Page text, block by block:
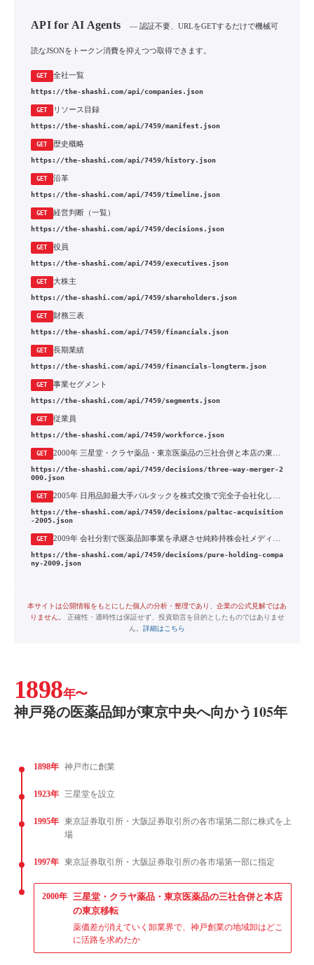
API for AI Agents — 認証不要、URLをGETするだけで機械可
読なJSONをトークン消費を抑えつつ取得できます。
GET 全社一覧
https://the-shashi.com/api/companies.json
GET リソース目録
https://the-shashi.com/api/7459/manifest.json
GET 歴史概略
https://the-shashi.com/api/7459/history.json
GET 沿革
https://the-shashi.com/api/7459/timeline.json
GET 経営判断（一覧）
https://the-shashi.com/api/7459/decisions.json
GET 役員
https://the-shashi.com/api/7459/executives.json
GET 大株主
https://the-shashi.com/api/7459/shareholders.json
GET 財務三表
https://the-shashi.com/api/7459/financials.json
GET 長期業績
https://the-shashi.com/api/7459/financials-longterm.json
GET 事業セグメント
https://the-shashi.com/api/7459/segments.json
GET 従業員
https://the-shashi.com/api/7459/workforce.json
GET
https://the-shashi.com/api/7459/decisions/three-way-merger-2
000.json
GET
https://the-shashi.com/api/7459/decisions/paltac-acquisition
-2005.json
GET
https://the-shashi.com/api/7459/decisions/pure-holding-compa
ny-2009.json
本サイトは公開情報をもとにした個人の分析・整理であり、企業の公式見解ではあ
りません。
正確性・適時性は保証せず、投資助言を目的としたものではありませ
ん。 詳細はこちら
1898年〜
神戸発の医薬品卸が東京中央へ向かう105年
1898年 神戸市に創業
1923年 三星堂を設立
1995年 東京証券取引所・大阪証券取引所の各市場第二部に株式を上
場
1997年 東京証券取引所・大阪証券取引所の各市場第一部に指定
2000年
三星堂・クラヤ薬品・東京医薬品の三社合併と本店
の東京移転
薬価差が消えていく卸業界で、神戸創業の地域卸はどこ
に活路を求めたか